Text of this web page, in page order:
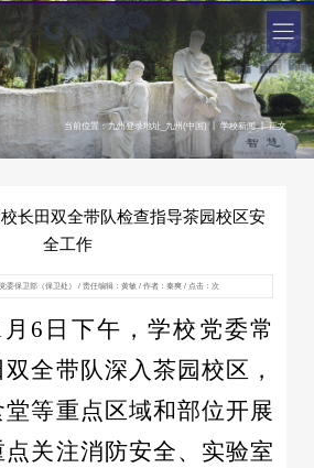
当前位置：九州登录地址_九州(中国) 学校新闻 | 正文
长田双全带队检查指导茶园校区安
全工作
委保卫部（保卫处） / 责任编辑：黄敏 / 作者：秦爽 / 点击： 次
月6日下午，学校党委常
全带队深入茶园校区，
等重点区域和部位开展
关注消防安全、实验室